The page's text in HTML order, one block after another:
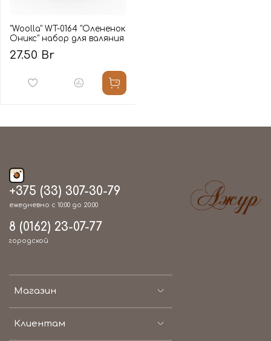
"Woolla" WT-0164 "Олененок
Оникс" набор для валяния
27.50 Br
Магазин
Клиентам
+375 (33) 307-30-79
ежедневно с 10:00 до 20:00
8 (0162) 23-07-77
городской